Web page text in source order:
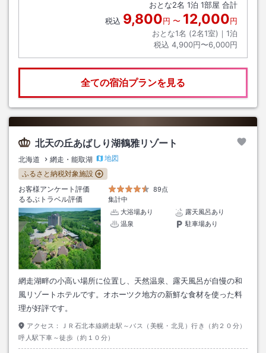
おとな2名 1泊 1部屋 合計
税込 9,800円 〜 12,000円
おとな1名 (2名1室)｜ 1泊
税込 4,900円〜6,000円
全ての宿泊プランを見る
北天の丘あばしり湖鶴雅リゾート
北海道 網走・能取湖
地図
ふるさと納税対象施設
お客様アンケート評価
89点
るるぶトラベル評価
集計中
大浴場あり
露天風呂あり
温泉
駐車場あり
網走湖畔の小高い場所に位置し、天然温泉、露天風呂が自慢の和
風リゾートホテルです。オホーツク地方の新鮮な食材を使った料
理が好評です。
アクセス：
ＪＲ石北本線網走駅～バス（美幌・北見）行き（約２０分）
呼人駅下車～徒歩（約１０分）